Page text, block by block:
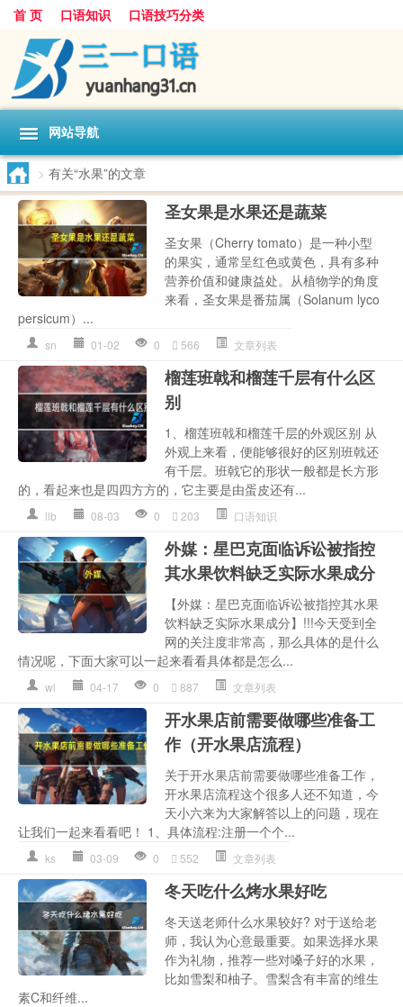
首 页 口语知识 口语技巧分类
网站导航
> 有关“水果”的文章
圣女果是水果还是蔬菜
圣女果（Cherry tomato）是一种小型
的果实，通常呈红色或黄色，具有多种
营养价值和健康益处。从植物学的角度
来看，圣女果是番茄属（Solanum lyco
persicum）...
sn 01-02 0 566 文章列表
榴莲班戟和榴莲千层有什么区
别
1、榴莲班戟和榴莲千层的外观区别 从
外观上来看，便能够很好的区别班戟还
有千层。班戟它的形状一般都是长方形
的，看起来也是四四方方的，它主要是由蛋皮还有...
llb 08-03 0 203 口语知识
外媒：星巴克面临诉讼被指控
其水果饮料缺乏实际水果成分
【外媒：星巴克面临诉讼被指控其水果
饮料缺乏实际水果成分】!!!今天受到全
网的关注度非常高，那么具体的是什么
情况呢，下面大家可以一起来看看具体都是怎么...
wl 04-17 0 887 文章列表
开水果店前需要做哪些准备工
作（开水果店流程）
关于开水果店前需要做哪些准备工作，
开水果店流程这个很多人还不知道，今
天小六来为大家解答以上的问题，现在
让我们一起来看看吧！ 1、具体流程:注册一个个...
ks 03-09 0 552 文章列表
冬天吃什么烤水果好吃
冬天送老师什么水果较好? 对于送给老
师，我认为心意最重要。如果选择水果
作为礼物，推荐一些对嗓子好的水果，
比如雪梨和柚子。雪梨含有丰富的维生
素C和纤维...